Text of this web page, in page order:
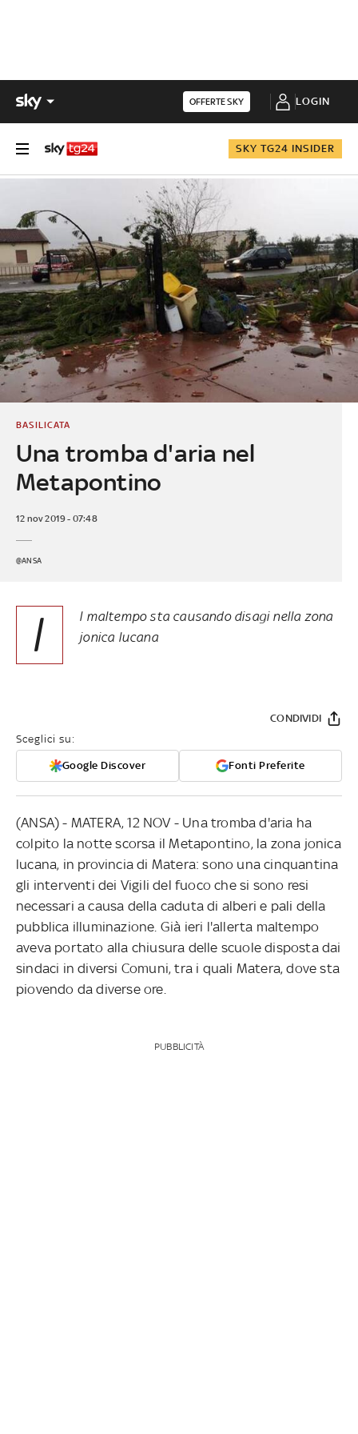
OFFERTE SKY LOGIN
SKY TG24 INSIDER
Una tromba d'aria nel
Metapontino
BASILICATA
12 nov 2019 - 07:48
@ANSA
I
l maltempo sta causando disagi nella zona
jonica lucana
Sceglici su:
Google Discover Fonti Preferite
CONDIVIDI
(ANSA) - MATERA, 12 NOV - Una tromba d'aria ha
colpito la notte scorsa il Metapontino, la zona jonica
lucana, in provincia di Matera: sono una cinquantina
gli interventi dei Vigili del fuoco che si sono resi
necessari a causa della caduta di alberi e pali della
pubblica illuminazione. Già ieri l'allerta maltempo
aveva portato alla chiusura delle scuole disposta dai
sindaci in diversi Comuni, tra i quali Matera, dove sta
piovendo da diverse ore.
PUBBLICITÀ